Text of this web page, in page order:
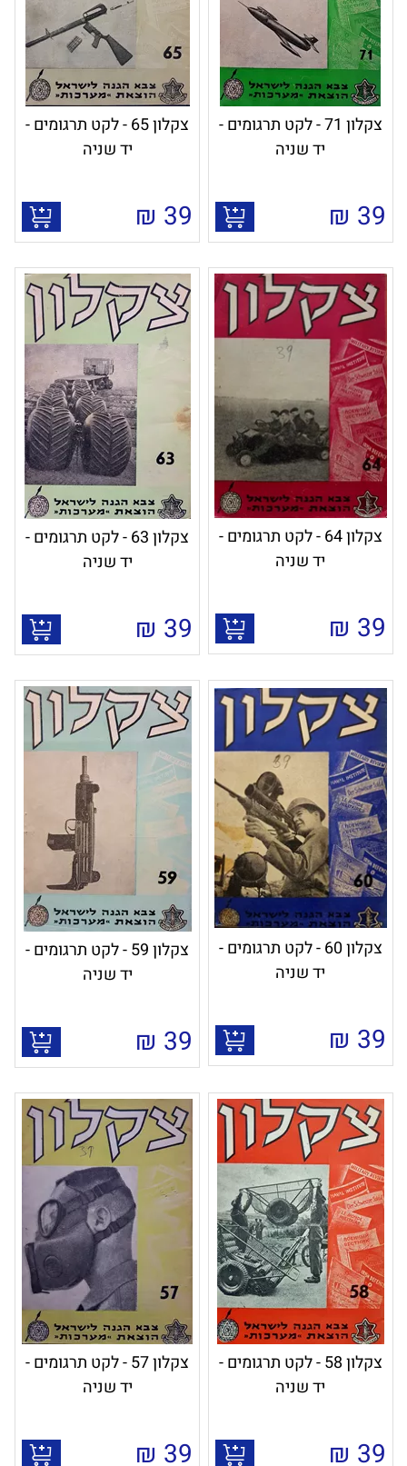
צקלון 71 - לקט תרגומים -
יד שניה
39
₪
צקלון 65 - לקט תרגומים -
יד שניה
39
₪
צקלון 64 - לקט תרגומים -
יד שניה
39
₪
צקלון 63 - לקט תרגומים -
יד שניה
39
₪
צקלון 60 - לקט תרגומים -
יד שניה
39
₪
צקלון 59 - לקט תרגומים -
יד שניה
39
₪
צקלון 58 - לקט תרגומים -
יד שניה
39
₪
צקלון 57 - לקט תרגומים -
יד שניה
39
₪